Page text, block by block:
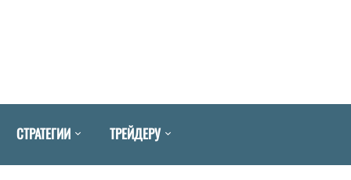
СТРАТЕГИИ ТРЕЙДЕРУ